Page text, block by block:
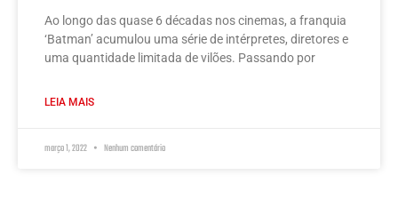
Ao longo das quase 6 décadas nos cinemas, a franquia
‘Batman’ acumulou uma série de intérpretes, diretores e
uma quantidade limitada de vilões. Passando por
LEIA MAIS
março 1, 2022 Nenhum comentário